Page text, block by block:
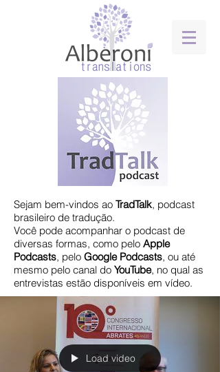
Sejam bem-vindos ao TradTalk, podcast
brasileiro de tradução.
​Você pode acompanhar o podcast de
diversas formas, como pelo Apple
Podcasts, pelo Google Podcasts, ou até
mesmo pelo canal do YouTube, no qual as
entrevistas estão disponíveis em vídeo.
Load video